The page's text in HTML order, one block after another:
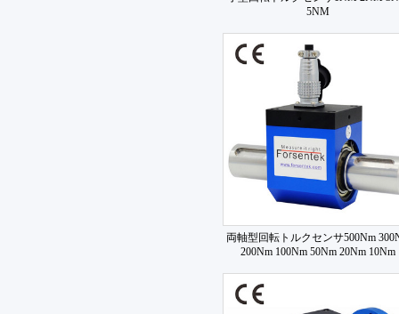
5NM
両軸型回転トルクセンサ500Nm
200Nm 100Nm 50Nm 20Nm 10Nm